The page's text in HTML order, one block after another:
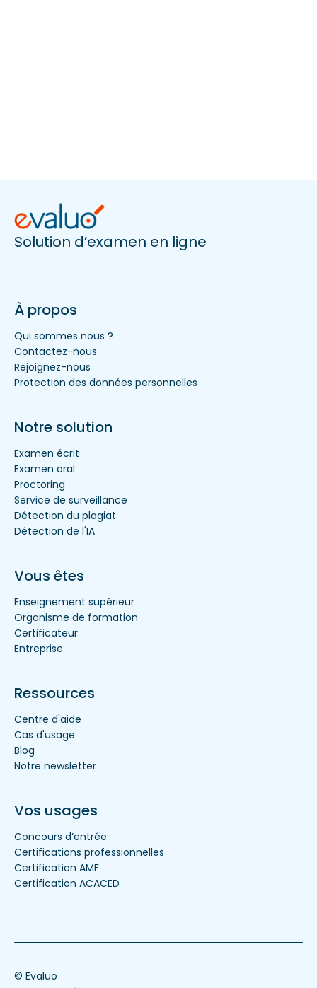
Solution d’examen en ligne
À propos
Qui sommes nous ?
Contactez-nous
Rejoignez-nous
Protection des données personnelles
Notre solution
Examen écrit
Examen oral
Proctoring
Service de surveillance
Détection du plagiat
Détection de l'IA
Vous êtes
Enseignement supérieur
Organisme de formation
Certificateur
Entreprise
Ressources
Centre d'aide
Cas d'usage
Blog
Notre newsletter
Vos usages
Concours d’entrée
Certifications professionnelles
Certification AMF
Certification ACACED
© Evaluo